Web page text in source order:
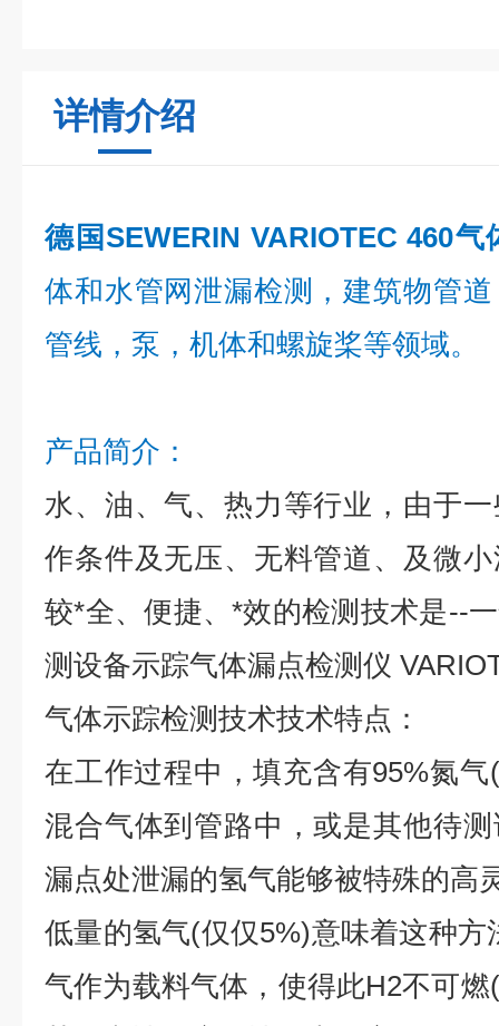
详情介绍
德国SEWERIN VARIOTEC 460
体和水管网泄漏检测，建筑物管
管线，泵，机体和螺旋桨等领域。
产品简介：
水、油、气、热力等行业，由于
作条件及无压、无料管道、及微
较*全、便捷、*效的检测技术是--
测设备示踪气体漏点检测仪
气体示踪检测技术技术特点：
在工作过程中，填充含有95%氮
混合气体到管路中，或是其他待
漏点处泄漏的氢气能够被特殊的高
低量的氢气(仅仅5%)意味着这种
气作为载料气体，使得此H2不可